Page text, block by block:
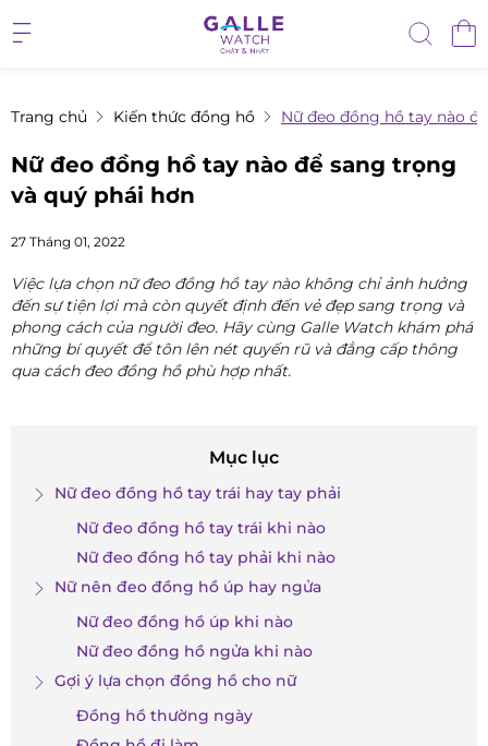
Trang chủ Kiến thức đồng hồ Nữ đeo đồng hồ tay nào
Nữ đeo đồng hồ tay nào để sang trọng
và quý phái hơn
27 Tháng 01, 2022
Việc lựa chọn nữ đeo đồng hồ tay nào không chỉ ảnh hưởng
đến sự tiện lợi mà còn quyết định đến vẻ đẹp sang trọng và
phong cách của người đeo. Hãy cùng Galle Watch khám phá
những bí quyết để tôn lên nét quyến rũ và đẳng cấp thông
qua cách đeo đồng hồ phù hợp nhất.
Mục lục
Nữ đeo đồng hồ tay trái hay tay phải
Nữ đeo đồng hồ tay trái khi nào
Nữ đeo đồng hồ tay phải khi nào
Nữ nên đeo đồng hồ úp hay ngửa
Nữ đeo đồng hồ úp khi nào
Nữ đeo đồng hồ ngửa khi nào
Gợi ý lựa chọn đồng hồ cho nữ
Đồng hồ thường ngày